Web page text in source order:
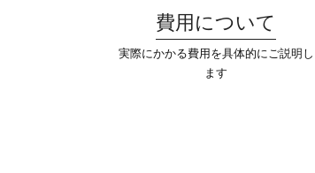
費用について
実際にかかる費用を具体的にご説明し
ます